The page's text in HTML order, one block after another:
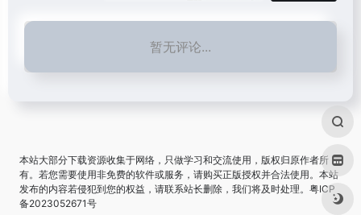
暂无评论...
本站大部分下载资源收集于网络，只做学习和交流使用，版权归原作者所
有。若您需要使用非免费的软件或服务，请购买正版授权并合法使用。本站
发布的内容若侵犯到您的权益，请联系站长删除，我们将及时处理。 粤ICP
备2023052671号